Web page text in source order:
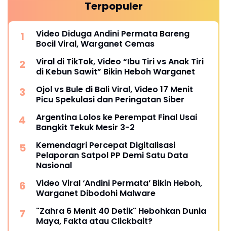
Terpopuler
Video Diduga Andini Permata Bareng
Bocil Viral, Warganet Cemas
Viral di TikTok, Video “Ibu Tiri vs Anak Tiri
di Kebun Sawit” Bikin Heboh Warganet
Ojol vs Bule di Bali Viral, Video 17 Menit
Picu Spekulasi dan Peringatan Siber
Argentina Lolos ke Perempat Final Usai
Bangkit Tekuk Mesir 3-2
Kemendagri Percepat Digitalisasi
Pelaporan Satpol PP Demi Satu Data
Nasional
Video Viral ‘Andini Permata’ Bikin Heboh,
Warganet Dibodohi Malware
"Zahra 6 Menit 40 Detik" Hebohkan Dunia
Maya, Fakta atau Clickbait?